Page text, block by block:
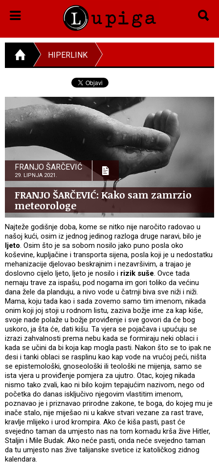
HIPERLINK
FRANJO ŠARČEVIĆ
29. LIPNJA 2021.
FRANJO ŠARČEVIĆ: Kako sam zamrzio
meteorologe
Najteže godišnje doba, kome se nitko nije naročito radovao u
našoj kući, osim iz jednog jedinog razloga druge naravi, bilo je
ljeto. Osim što je sa sobom nosilo jako puno posla oko
koševine, kupljačine i transporta sijena, posla koji je u nedostatku
mehanizacije djelovao beskrajnim i nezavršivim, a trajao je
doslovno cijelo ljeto, ljeto je nosilo i rizik suše. Ovce tada
nemaju trave za ispašu, pod nogama im gori toliko da većinu
dana žele da planduju, a nivo vode u čatrnji biva sve niži i niži.
Mama, koju tada kao i sada zovemo samo tim imenom, nikada
onim koji joj stoji u rodnom listu, zaziva božje ime za kap kiše,
svoje nade polaže u božje proviđenje i sve govori da će bog
uskoro, ja šta će, dati kišu. Ta vjera se pojačava i upućuju se
izrazi zahvalnosti prema nebu kada se formiraju neki oblaci i
kada se učini da bi koja kap mogla pasti. Nakon što se to ipak ne
desi i tanki oblaci se rasplinu kao kap vode na vrućoj peći, ništa
se epistemološki, gnoseološki ili teološki ne mijenja, samo se
ista vjera u proviđenje pomjera za ujutro. Otac, kojeg nikada
nismo tako zvali, kao ni bilo kojim tepajućim nazivom, nego od
početka do danas isključivo njegovim vlastitim imenom,
poznavao je i priznavao prirodne zakone, te boga, do kojeg mu je
inače stalo, nije miješao ni u kakve stvari vezane za rast trave,
kravlje mlijeko i urod krompira. Ako će kiša pasti, past će
svejedno taman da umjesto nas na tom komadu krša žive Hitler,
Staljin i Mile Budak. Ako neće pasti, onda neće svejedno taman
da tu umjesto nas žive talijanske svetice iz katoličkog zidnog
kalendara.